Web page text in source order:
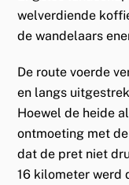
welverdiende
de wandelaars
De route voerde
en langs
Hoewel de heide
ontmoeting met
dat de pret niet
16 kilometer werd